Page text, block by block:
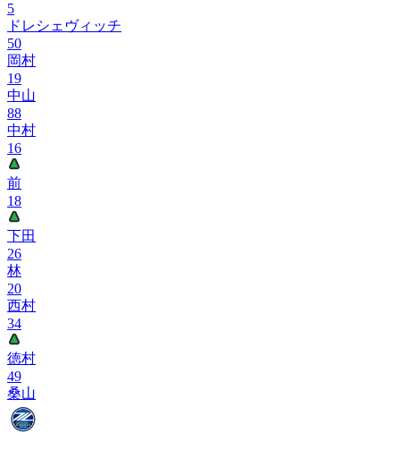
5
ドレシェヴィッチ
50
岡村
19
中山
88
中村
16
前
18
下田
26
林
20
西村
34
徳村
49
桑山